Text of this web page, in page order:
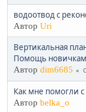
водоотвод с
Автор Uri
Вертикальная
Помощь новичкам
Автор dim6685
Как мне помогли
Автор belka_o